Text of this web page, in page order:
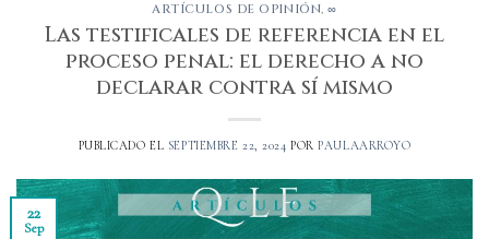
ARTÍCULOS DE OPINIÓN,∞
Las testificales de referencia en el
proceso penal: el derecho a no
declarar contra sí mismo
PUBLICADO EL SEPTIEMBRE 22, 2024 PORPAULAARROYO
22
Sep